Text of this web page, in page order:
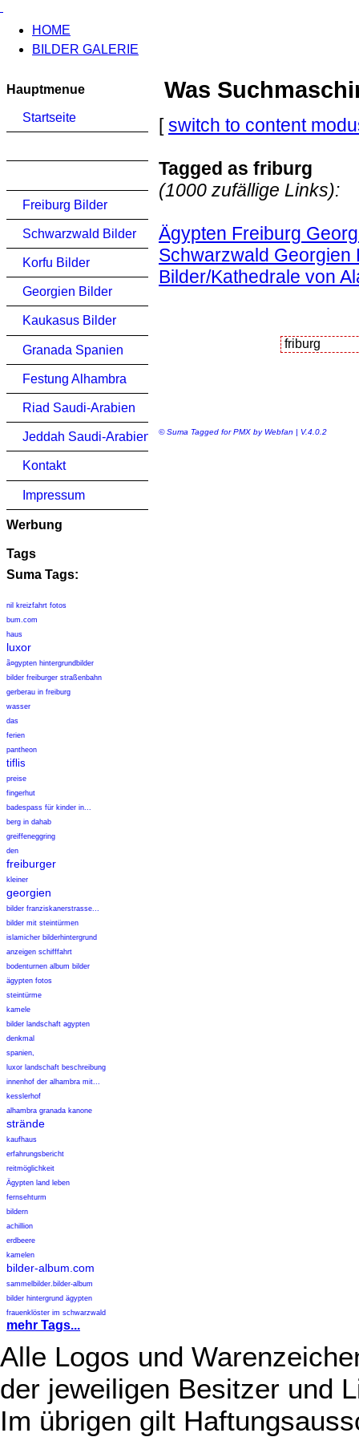
HOME
BILDER GALERIE
Hauptmenue
Startseite
Freiburg Bilder
Schwarzwald Bilder
Korfu Bilder
Georgien Bilder
Kaukasus Bilder
Granada Spanien
Festung Alhambra
Riad Saudi-Arabien
Jeddah Saudi-Arabien
Kontakt
Impressum
Werbung
Tags
Suma Tags:
nil kreizfahrt fotos
bum.com
haus
luxor
ã¤gypten hintergrundbilder
bilder freiburger straßenbahn
gerberau in freiburg
wasser
das
ferien
pantheon
tiflis
preise
fingerhut
badespass für kinder in...
berg in dahab
greiffeneggring
den
freiburger
kleiner
georgien
bilder franziskanerstrasse...
bilder mit steintürmen
islamicher bilderhintergrund
anzeigen schifffahrt
bodenturnen album bilder
ägypten fotos
steintürme
kamele
bilder landschaft agypten
denkmal
spanien,
luxor landschaft beschreibung
innenhof der alhambra mit...
kesslerhof
alhambra granada kanone
strände
kaufhaus
erfahrungsbericht
reitmöglichkeit
Ägypten land leben
fernsehturm
bildern
achillion
erdbeere
kamelen
bilder-album.com
sammelbilder.bilder-album
bilder hintergrund ägypten
frauenklöster im schwarzwald
mehr Tags...
Was
[switch to content
Tagged as friburg
(1000 zufällige Links):
Ägypten Freiburg
Schwarzwald Georgien
Bilder/Kathedrale von
© Suma Tagged for PMX by Webfan | V.4.0.2
Alle Logos und
der jeweiligen Besitzer und
Im übrigen gilt